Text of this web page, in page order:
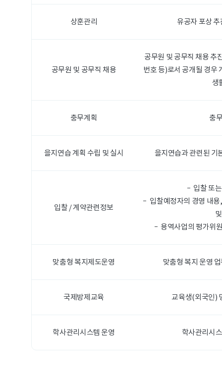
상훈관리 유공자 포상
공무원 및 공무직 채용
공무원 및 공무직 채용 추
번호 등)로서 공개될 경우
생
충무계획 충
을지연습 계획 수립 및 실시 을지연습과 관련된 기
입찰 / 계약관련정보
입찰 또
입찰예정자의 경영 내
용역사업의 평가위
맞춤형 복지제도운영 맞춤형 복지 운영
국제방제교육 교육생(외국인)
학사관리시스템 운영 학사관리시